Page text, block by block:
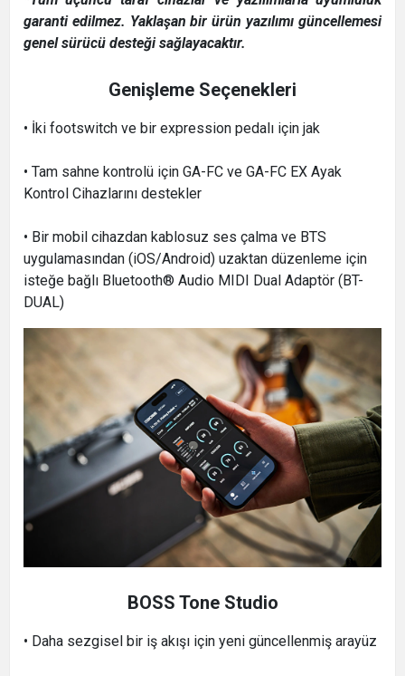
garanti edilmez. Yaklaşan bir ürün yazılımı güncellemesi
genel sürücü desteği sağlayacaktır.
Genişleme Seçenekleri
• İki footswitch ve bir expression pedalı için jak
• Tam sahne kontrolü için GA-FC ve GA-FC EX Ayak
Kontrol Cihazlarını destekler
• Bir mobil cihazdan kablosuz ses çalma ve BTS
uygulamasından (iOS/Android) uzaktan düzenleme için
isteğe bağlı Bluetooth® Audio MIDI Dual Adaptör (BT-
DUAL)
BOSS Tone Studio
• Daha sezgisel bir iş akışı için yeni güncellenmiş arayüz